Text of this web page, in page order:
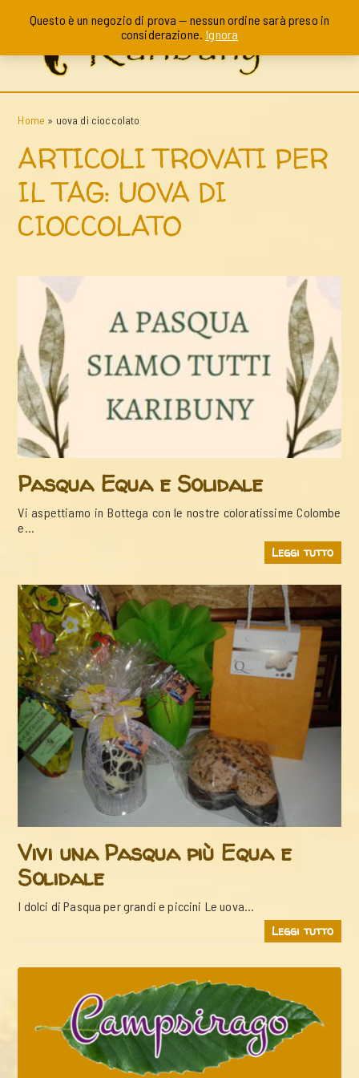
Home » uova di cioccolato
ARTICOLI TROVATI PER
IL TAG: UOVA DI
CIOCCOLATO
Pasqua Equa e Solidale
Vi aspettiamo in Bottega con le nostre coloratissime Colombe
e…
Leggi tutto
Vivi una Pasqua più Equa e
Solidale
I dolci di Pasqua per grandi e piccini Le uova…
Leggi tutto
Questo è un negozio di prova — nessun ordine sarà preso in
considerazione. Ignora